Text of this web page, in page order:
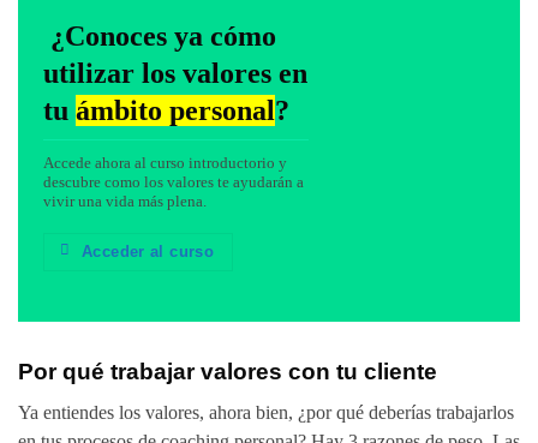
¿Conoces ya cómo
utilizar los valores en
tu ámbito personal?
Accede ahora al curso introductorio y
descubre como los valores te ayudarán a
vivir una vida más plena.
Acceder al curso
Por qué trabajar valores con tu cliente
Ya entiendes los valores, ahora bien, ¿por qué deberías trabajarlos